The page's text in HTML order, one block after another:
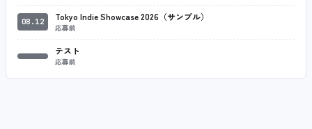
08.12 Tokyo Indie Showcase 2026（サンプル）
応募前
テスト
応募前